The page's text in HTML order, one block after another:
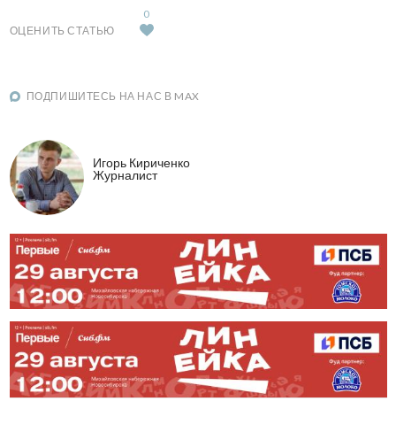
ОЦЕНИТЬ СТАТЬЮ
0
ПОДПИШИТЕСЬ НА НАС В MAX
Игорь Кириченко
Журналист